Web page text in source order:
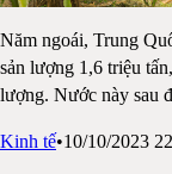
Năm ngoái, Trung
sản lượng 1,6 triệu
lượng. Nước này sau
Kinh tế•10/10/2023